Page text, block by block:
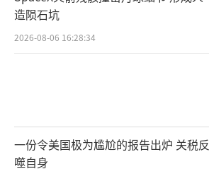
造陨石坑
2026-08-06 16:28:34
一份令美国极为尴尬的报告出炉 关税反
噬自身